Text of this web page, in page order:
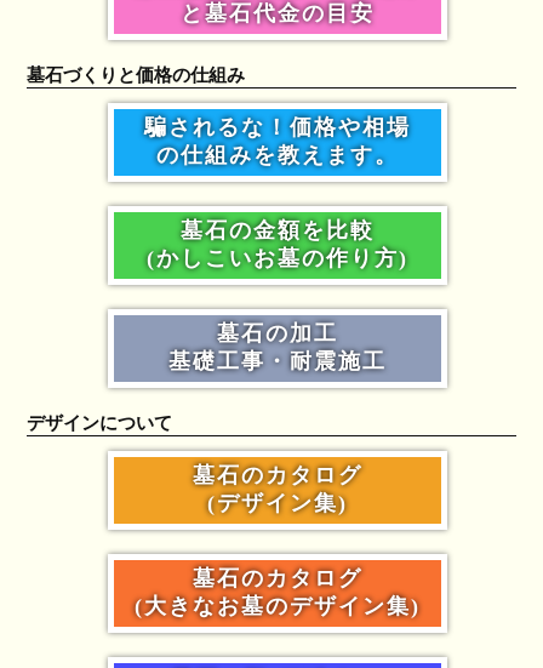
と墓石代金の目安
墓石づくりと価格の仕組み
騙されるな！価格や相場
の仕組みを教えます。
墓石の金額を比較
(かしこいお墓の作り方)
墓石の加工
基礎工事・耐震施工
デザインについて
墓石のカタログ
(デザイン集)
墓石のカタログ
(大きなお墓のデザイン集)